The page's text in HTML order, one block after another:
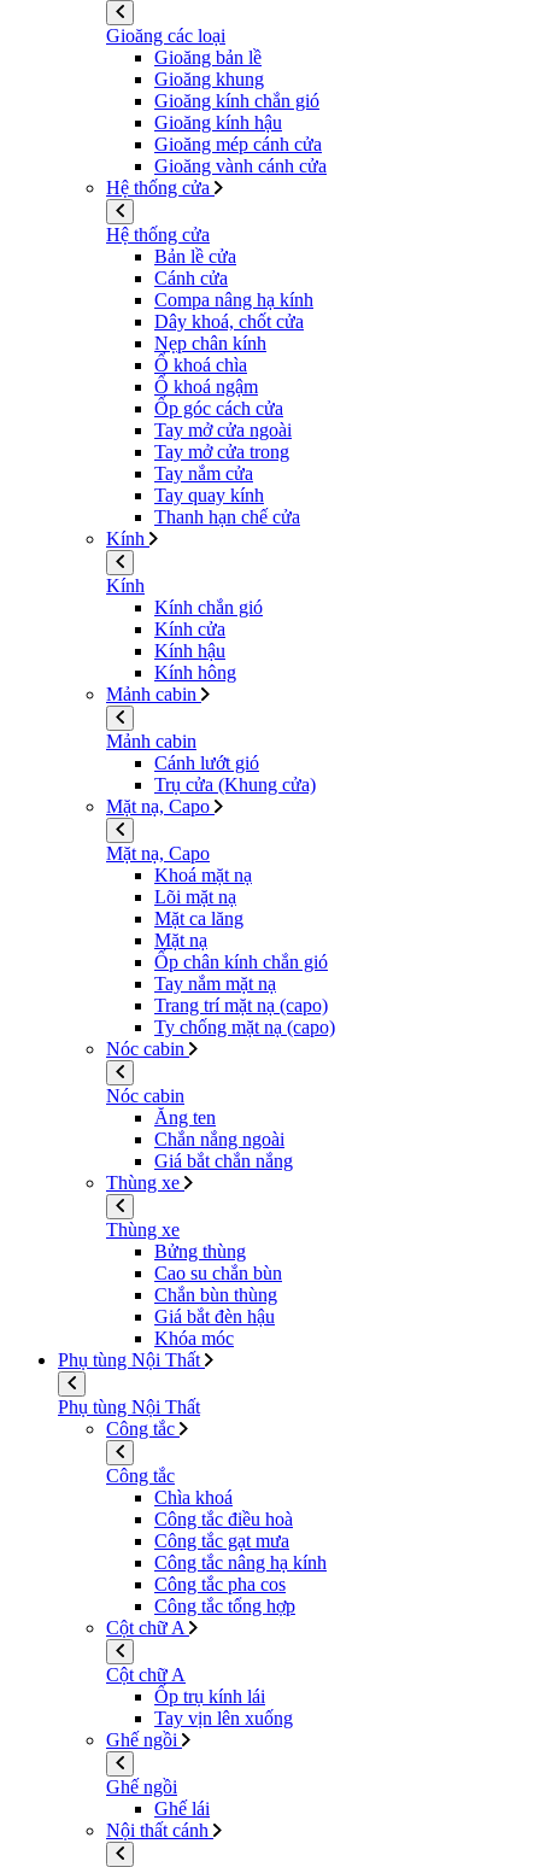
Gioăng các loại
Gioăng bản lề
Gioăng khung
Gioăng kính chắn gió
Gioăng kính hậu
Gioăng mép cánh cửa
Gioăng vành cánh cửa
Hệ thống cửa
Hệ thống cửa
Bản lề cửa
Cánh cửa
Compa nâng hạ kính
Dây khoá, chốt cửa
Nẹp chân kính
Ổ khoá chìa
Ổ khoá ngậm
Ốp góc cách cửa
Tay mở cửa ngoài
Tay mở cửa trong
Tay nắm cửa
Tay quay kính
Thanh hạn chế cửa
Kính
Kính
Kính chắn gió
Kính cửa
Kính hậu
Kính hông
Mảnh cabin
Mảnh cabin
Cánh lướt gió
Trụ cửa (Khung cửa)
Mặt nạ, Capo
Mặt nạ, Capo
Khoá mặt nạ
Lõi mặt nạ
Mặt ca lăng
Mặt nạ
Ốp chân kính chắn gió
Tay nắm mặt nạ
Trang trí mặt nạ (capo)
Ty chống mặt nạ (capo)
Nóc cabin
Nóc cabin
Ăng ten
Chắn nắng ngoài
Giá bắt chắn nắng
Thùng xe
Thùng xe
Bửng thùng
Cao su chắn bùn
Chắn bùn thùng
Giá bắt đèn hậu
Khóa móc
Phụ tùng Nội Thất
Phụ tùng Nội Thất
Công tắc
Công tắc
Chìa khoá
Công tắc điều hoà
Công tắc gạt mưa
Công tắc nâng hạ kính
Công tắc pha cos
Công tắc tổng hợp
Cột chữ A
Cột chữ A
Ốp trụ kính lái
Tay vịn lên xuống
Ghế ngồi
Ghế ngồi
Ghế lái
Nội thất cánh